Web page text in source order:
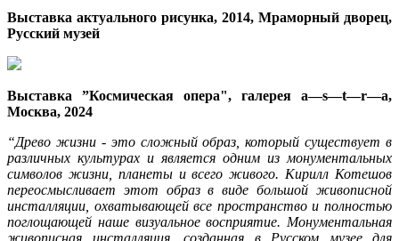
Выставка актуального рисунка, 2014, Мраморный дворец,
Русский музей
Выставка ”Космическая опера", галерея a—s—t—r—a,
Москва, 2024
“Древо жизни - это сложный образ, который существует в
различных культурах и является одним из монументальных
символов жизни, планеты и всего живого. Кирилл Котешов
переосмысливает этот образ в виде большой живописной
инсталляции, охватывающей все пространство и полностью
поглощающей наше визуальное восприятие. Монументальная
живописная инсталляция, созданная в Русском музее для